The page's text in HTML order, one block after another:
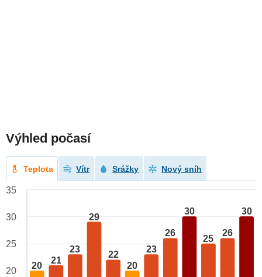
Výhled počasí
Teplota Vítr Srážky Nový sníh
20
21
23
29
22
20
23
26
30
25
26
30
35
30
25
20